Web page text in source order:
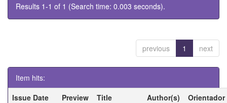
Results 1-1 of 1 (Search time: 0.003 seconds).
previous 1 next
Item hits:
Issue Date
Preview Title Author(s)
Orientador